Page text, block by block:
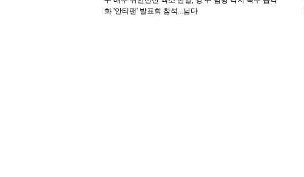
화 '안티팬' 발표회 참석...남다